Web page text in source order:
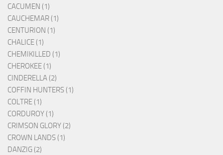
CACUMEN (1)
CAUCHEMAR (1)
CENTURION (1)
CHALICE (1)
CHEMIKILLED (1)
CHEROKEE (1)
CINDERELLA (2)
COFFIN HUNTERS (1)
COLTRE (1)
CORDUROY (1)
CRIMSON GLORY (2)
CROWN LANDS (1)
DANZIG (2)